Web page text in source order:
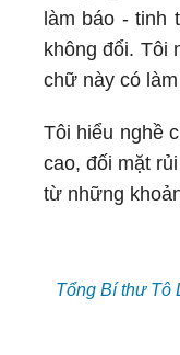
làm báo - tinh
không đổi. Tôi
chữ này có
Tôi hiểu nghề
cao, đối mặt
từ những
Tổng Bí thư Tô